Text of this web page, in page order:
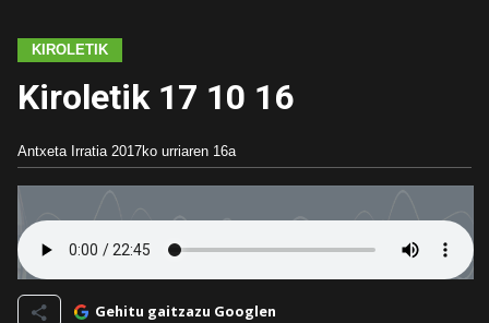
KIROLETIK
Kiroletik 17 10 16
Antxeta Irratia 2017ko urriaren 16a
Gehitu gaitzazu Googlen